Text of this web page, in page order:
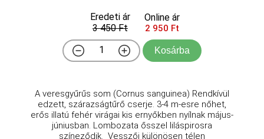
Eredeti ár
3 450 Ft
Online ár
2 950 Ft
Kosárba
A veresgyűrűs som (Cornus sanguinea) Rendkívül
edzett, szárazságtűrő cserje. 3-4 m-esre nőhet,
erős illatú fehér virágai kis ernyőkben nyílnak május-
júniusban. Lombozata ősszel liláspirosra
színeződik. Vesszői különösen télen